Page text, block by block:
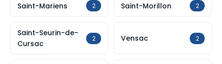
Saint-Mariens 2 Saint-Morillon 2
Saint-Seurin-de-
Cursac
2 Vensac 2